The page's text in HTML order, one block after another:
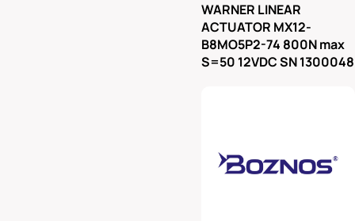
WARNER LINEAR
ACTUATOR MX12-
B8MO5P2-74 800N max
S=50 12VDC SN 1300048